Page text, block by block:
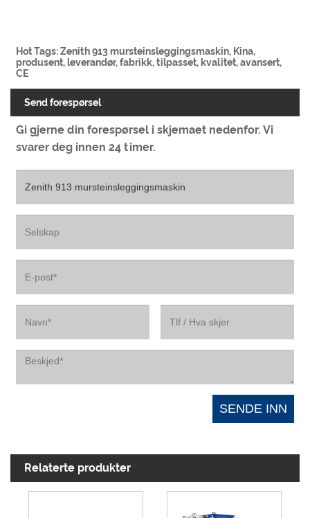
Hot Tags: Zenith 913 mursteinsleggingsmaskin, Kina,
produsent, leverandør, fabrikk, tilpasset, kvalitet, avansert,
CE
Send forespørsel
Gi gjerne din forespørsel i skjemaet nedenfor. Vi
svarer deg innen 24 timer.
Relaterte produkter